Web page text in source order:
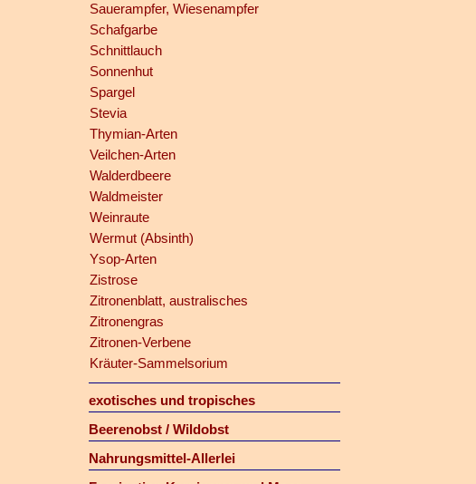
Sauerampfer, Wiesenampfer
Schafgarbe
Schnittlauch
Sonnenhut
Spargel
Stevia
Thymian-Arten
Veilchen-Arten
Walderdbeere
Waldmeister
Weinraute
Wermut (Absinth)
Ysop-Arten
Zistrose
Zitronenblatt, australisches
Zitronengras
Zitronen-Verbene
Kräuter-Sammelsorium
exotisches und tropisches
Beerenobst / Wildobst
Nahrungsmittel-Allerlei